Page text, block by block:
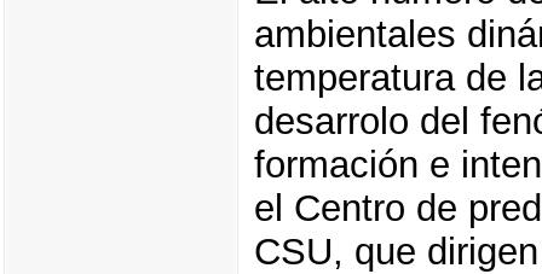
ambientales
temperatura de
desarrolo del
formación e
el Centro de
CSU, que